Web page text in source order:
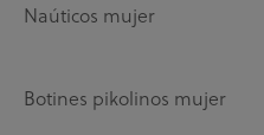
Naúticos mujer
Botines pikolinos mujer